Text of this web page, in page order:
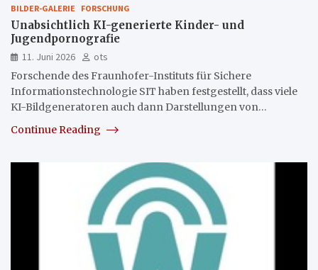
BILDER-GALERIE FORSCHUNG
Unabsichtlich KI-generierte Kinder- und
Jugendpornografie
11. Juni 2026
ots
Forschende des Fraunhofer-Instituts für Sichere
Informationstechnologie SIT haben festgestellt, dass viele
KI-Bildgeneratoren auch dann Darstellungen von…
Continue Reading